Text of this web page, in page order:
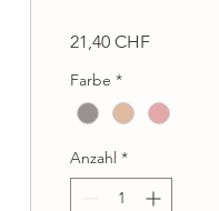
21,40 CHFPreis
Farbe *
Anzahl *